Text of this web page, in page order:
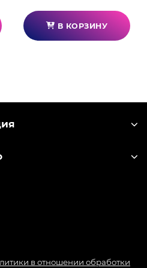
В КОРЗИНУ
в отношении обработки